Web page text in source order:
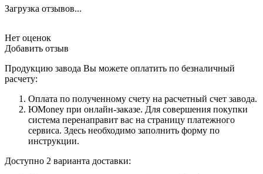
Загрузка отзывов...
Нет оценок
Добавить отзыв
Продукцию завода Вы можете оплатить по безналичный
расчету:
Оплата по полученному счету на расчетный счет завода.
ЮMoney при онлайн-заказе. Для совершения покупки
система перенаправит вас на страницу платежного
сервиса. Здесь необходимо заполнить форму по
инструкции.
Доступно 2 варианта доставки: